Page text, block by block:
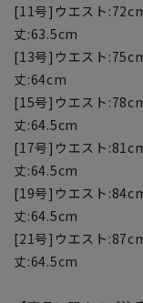
[11号]ウエスト
丈:63.5cm
[13号]ウエスト
丈:64cm
[15号]ウエスト
丈:64.5cm
[17号]ウエスト
丈:64.5cm
[19号]ウエスト
丈:64.5cm
[21号]ウエスト
丈:64.5cm